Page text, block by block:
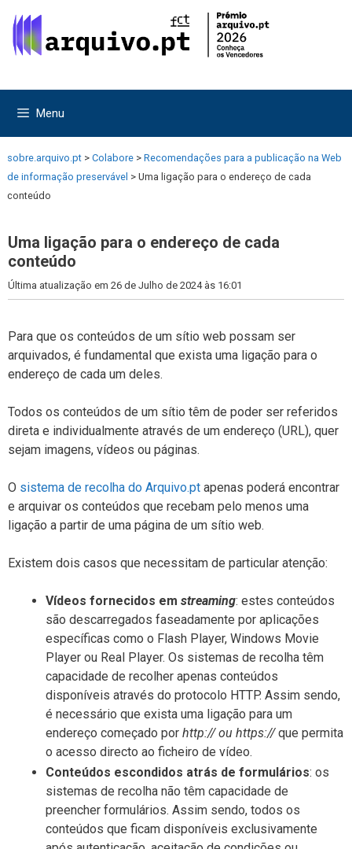
para
para
Menu
sobre.arquivo.pt > Colabore > Recomendações para a publicação na Web
de informação preservável > Uma ligação para o endereço de cada
conteúdo
Uma ligação para o endereço de cada
conteúdo
Última atualização em 26 de Julho de 2024 às 16:01
Para que os conteúdos de um sítio web possam ser
arquivados, é fundamental que exista uma ligação para o
endereço de cada um deles.
Todos os conteúdos de um sítio têm de poder ser referidos
direta e individualmente através de um endereço (URL), quer
sejam imagens, vídeos ou páginas.
O sistema de recolha do Arquivo.pt apenas poderá encontrar
e arquivar os conteúdos que recebam pelo menos uma
ligação a partir de uma página de um sítio web.
Existem dois casos que necessitam de particular atenção:
Vídeos fornecidos em streaming: estes conteúdos
são descarregados faseadamente por aplicações
específicas como o Flash Player, Windows Movie
Player ou Real Player. Os sistemas de recolha têm
capacidade de recolher apenas conteúdos
disponíveis através do protocolo HTTP. Assim sendo,
é necessário que exista uma ligação para um
endereço começado por http:// ou https://que permita
o acesso directo ao ficheiro de vídeo.
Conteúdos escondidos atrás de formulários: os
sistemas de recolha não têm capacidade de
preencher formulários. Assim sendo, todos os
conteúdos que ficam disponíveis exclusivamente